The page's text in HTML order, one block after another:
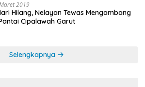
2019
Hilang, Nelayan Tewas Mengambang
Cipalawah Garut
Selengkapnya